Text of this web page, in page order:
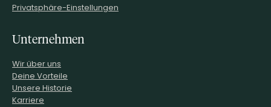
Privatsphäre-Einstellungen
Unternehmen
Wir über uns
Deine Vorteile
Unsere Historie
Karriere